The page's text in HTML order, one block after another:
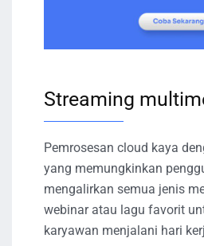
Streaming
Pemrosesan cloud kaya
yang memungkinkan
mengalirkan semua jenis
webinar atau lagu favorit
karyawan menjalani hari